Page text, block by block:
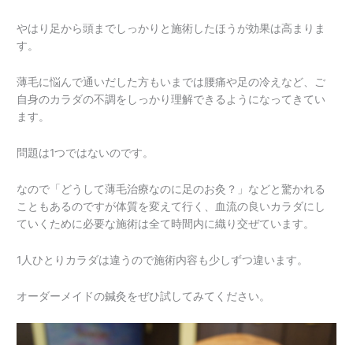
やはり足から頭までしっかりと施術したほうが効果は高まりま
す。
薄毛に悩んで通いだした方もいまでは腰痛や足の冷えなど、ご
自身のカラダの不調をしっかり理解できるようになってきてい
ます。
問題は1つではないのです。
なので「どうして薄毛治療なのに足のお灸？」などと驚かれる
こともあるのですが体質を変えて行く、血流の良いカラダにし
ていくために必要な施術は全て時間内に織り交ぜています。
1人ひとりカラダは違うので施術内容も少しずつ違います。
オーダーメイドの鍼灸をぜひ試してみてください。